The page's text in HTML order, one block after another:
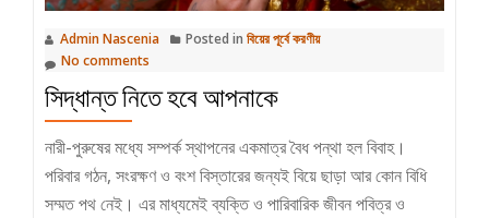
Admin Nascenia Posted in বিয়ের পূর্বে করণীয়
No comments
সিদ্ধান্ত নিতে হবে আপনাকে
নারী-পুরুষের মধ্যে সম্পর্ক স্থাপনের একমাত্র বৈধ পন্থা হল বিবাহ।
পরিবার গঠন, সংরক্ষণ ও বংশ বিস্তারের জন্যই বিয়ে ছাড়া আর কোন বিধি
সম্মত পথ নেই। এর মাধ্যমেই ব্যক্তি ও পারিবারিক জীবন পবিত্র ও